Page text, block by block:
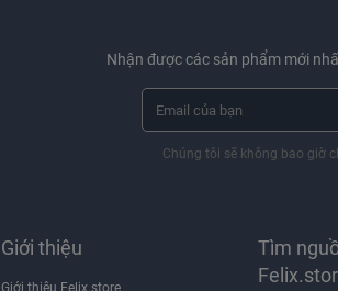
Nhận được các sản phẩm mới
Chúng tôi sẽ không bao giờ
Giới thiệu
Tìm